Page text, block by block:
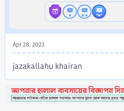
Apr 28, 2023
jazakallahu khairan